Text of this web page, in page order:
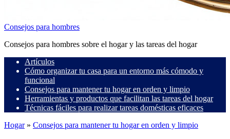
Consejos para hombres
Consejos para hombres sobre el hogar y las tareas del hogar
Artículos
Cómo organizar tu casa para un entorno más cómodo y
funcional
Consejos para mantener tu hogar en orden y limpio
Herramientas y productos que facilitan las tareas del hogar
Técnicas fáciles para realizar tareas domésticas eficaces
Hogar» Consejos para mantener tu hogar en orden y limpio